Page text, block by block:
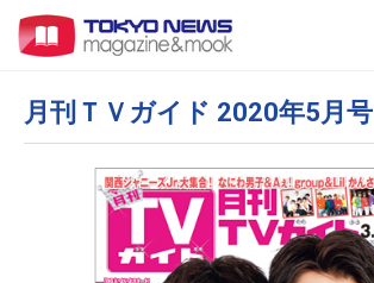
月刊ＴＶガイド 2020年5月号